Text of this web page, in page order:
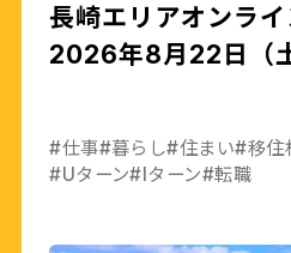
長崎エリアオンラ
2026年8月22日（
#仕事#暮らし#住まい#移住
#Uターン#Iターン#転職